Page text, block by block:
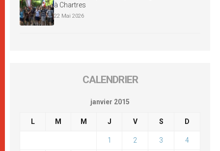
à Chartres
22 Mai 2026
CALENDRIER
janvier 2015
L M M J V S D
1 2 3 4